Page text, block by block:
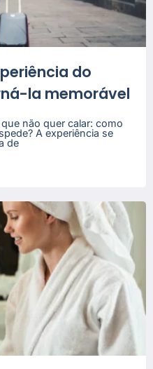
do
la memorável
não quer calar: como
A experiência se
de